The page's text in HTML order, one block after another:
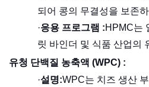
되어 콩의 무결성을 보존
·응용 프로그램 :HPMC는
릿 바인더 및 식품 산업의
유청 단백질 농축액 (WPC) :
·설명:WPC는 치즈 생산